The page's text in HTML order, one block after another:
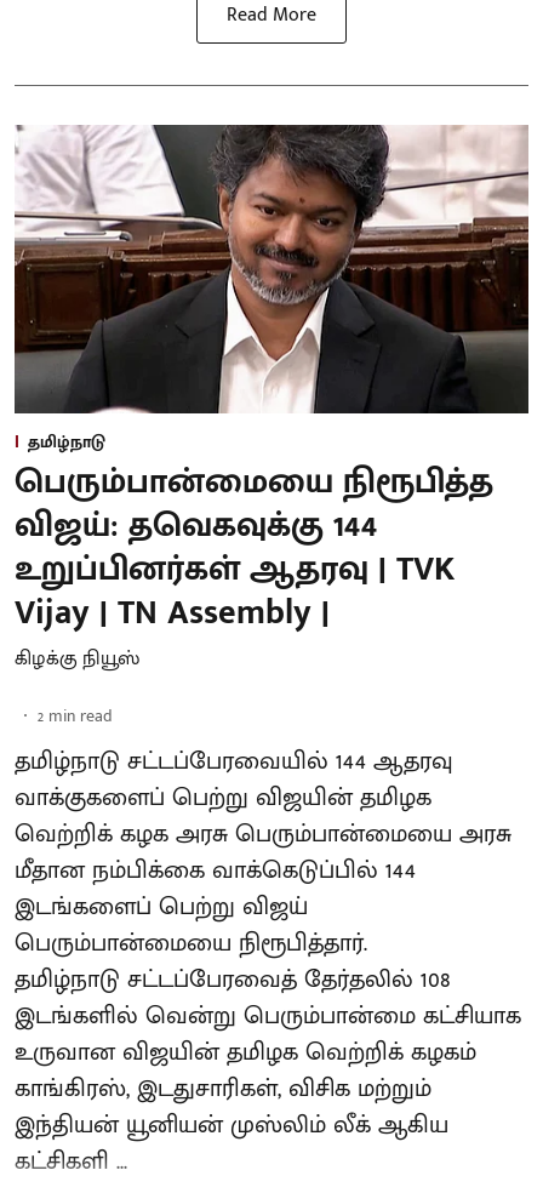
Read More
தமிழ்நாடு
பெரும்பான்மையை நிரூபித்த
விஜய்: தவெகவுக்கு 144
உறுப்பினர்கள் ஆதரவு | TVK
Vijay | TN Assembly |
கிழக்கு நியூஸ்
2 min read
தமிழ்நாடு சட்டப்பேரவையில் 144 ஆதரவு
வாக்குகளைப் பெற்று விஜயின் தமிழக
வெற்றிக் கழக அரசு பெரும்பான்மையை அரசு
மீதான நம்பிக்கை வாக்கெடுப்பில் 144
இடங்களைப் பெற்று விஜய்
பெரும்பான்மையை நிரூபித்தார்.
தமிழ்நாடு சட்டப்பேரவைத் தேர்தலில் 108
இடங்களில் வென்று பெரும்பான்மை கட்சியாக
உருவான விஜயின் தமிழக வெற்றிக் கழகம்
காங்கிரஸ், இடதுசாரிகள், விசிக மற்றும்
இந்தியன் யூனியன் முஸ்லிம் லீக் ஆகிய
கட்சிகளி ...